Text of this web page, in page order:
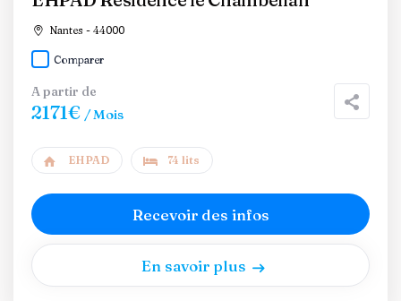
Nantes - 44000
Comparer
A partir de
2171€ / Mois
EHPAD 74 lits
Recevoir des infos
En savoir plus